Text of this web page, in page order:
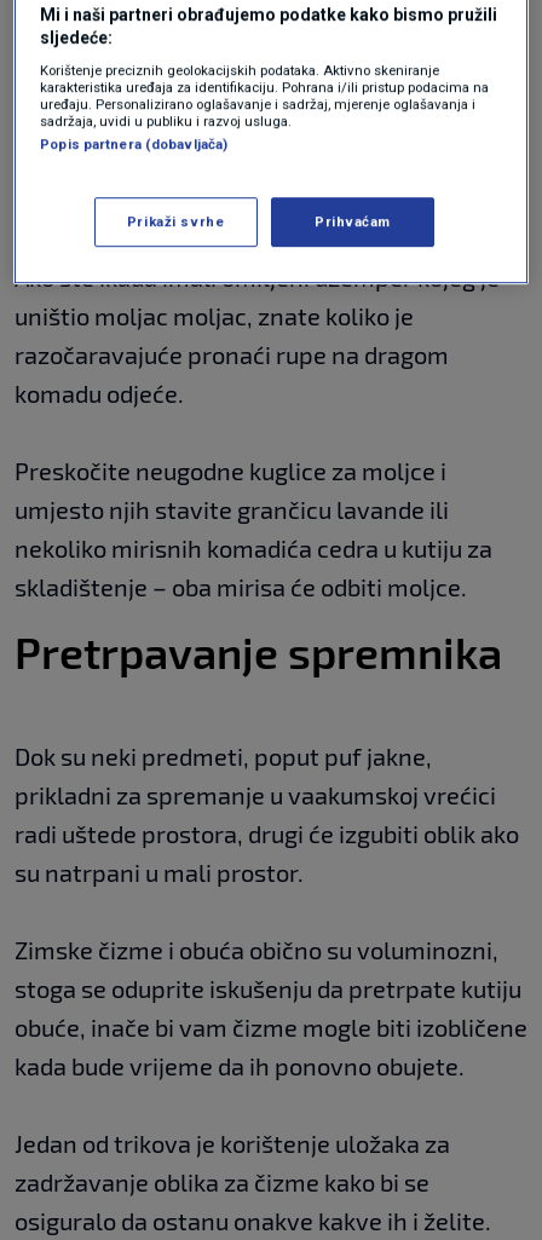
štetočine.Operite ili očistite odjećui tretirajte
mrlje prije nego što spremite zimsku odjeću.
Ne štitite odjeću od
Ako ste ikada imali omiljeni džemper kojeg je
uništio moljac moljac, znate koliko je
razočaravajuće pronaći rupe na dragom
komadu odjeće.
Preskočite neugodne kuglice za moljce i
umjesto njih stavite grančicu lavande ili
nekoliko mirisnih komadića cedra u kutiju za
skladištenje – oba mirisa će odbiti moljce.
Pretrpavanje spremnika
Dok su neki predmeti, poput puf jakne,
prikladni za spremanje u vaakumskoj vrećici
radi uštede prostora, drugi će izgubiti oblik ako
su natrpani u mali prostor.
Zimske čizme i obuća obično su voluminozni,
stoga se oduprite iskušenju da pretrpate kutiju
obuće, inače bi vam čizme mogle biti izobličene
kada bude vrijeme da ih ponovno obujete.
Jedan od trikova je korištenje uložaka za
zadržavanje oblika za čizme kako bi se
osiguralo da ostanu onakve kakve ih i želite.
Mi i naši partneri obrađujemo podatke kako bismo pružili
sljedeće:
Korištenje preciznih geolokacijskih podataka. Aktivno skeniranje
karakteristika uređaja za identifikaciju. Pohrana i/ili pristup podacima na
uređaju. Personalizirano oglašavanje i sadržaj, mjerenje oglašavanja i
sadržaja, uvidi u publiku i razvoj usluga.
Popis partnera (dobavljača)
Prikaži svrhe Prihvaćam